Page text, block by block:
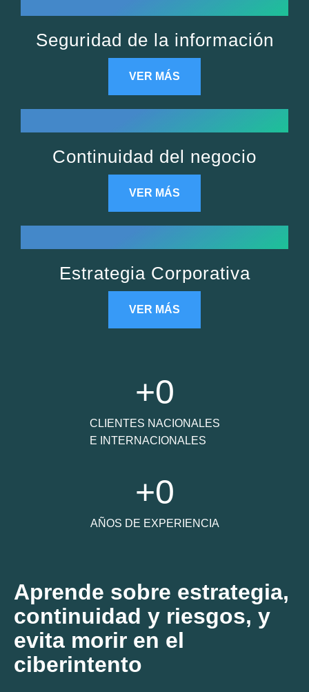
Seguridad de la información
VER MÁS
Continuidad del negocio
VER MÁS
Estrategia Corporativa
VER MÁS
CLIENTES NACIONALES
E INTERNACIONALES
+0
AÑOS DE EXPERIENCIA
+0
Aprende sobre estrategia,
continuidad y riesgos, y
evita morir en el
ciberintento